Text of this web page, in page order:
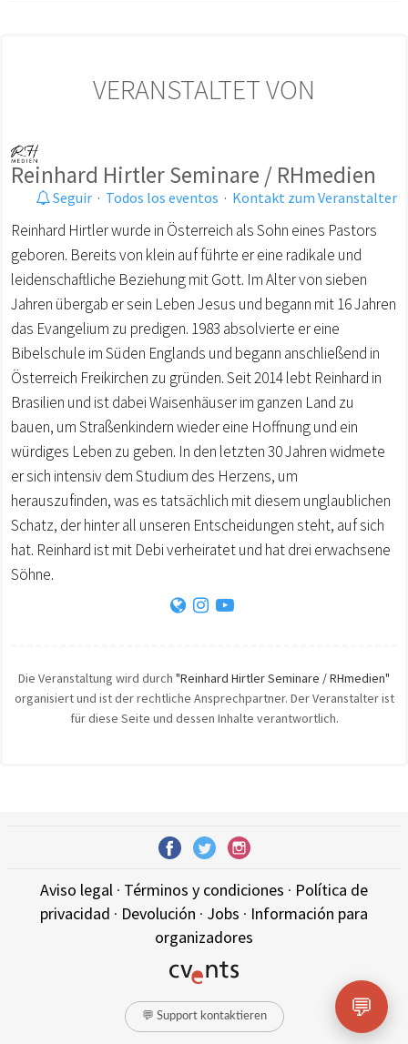
VERANSTALTET VON
Reinhard Hirtler Seminare / RHmedien
Seguir · Todos los eventos · Kontakt zum Veranstalter
Reinhard Hirtler wurde in Österreich als Sohn eines Pastors
geboren. Bereits von klein auf führte er eine radikale und
leidenschaftliche Beziehung mit Gott. Im Alter von sieben
Jahren übergab er sein Leben Jesus und begann mit 16 Jahren
das Evangelium zu predigen. 1983 absolvierte er eine
Bibelschule im Süden Englands und begann anschließend in
Österreich Freikirchen zu gründen. Seit 2014 lebt Reinhard in
Brasilien und ist dabei Waisenhäuser im ganzen Land zu
bauen, um Straßenkindern wieder eine Hoffnung und ein
würdiges Leben zu geben. In den letzten 30 Jahren widmete
er sich intensiv dem Studium des Herzens, um
herauszufinden, was es tatsächlich mit diesem unglaublichen
Schatz, der hinter all unseren Entscheidungen steht, auf sich
hat. Reinhard ist mit Debi verheiratet und hat drei erwachsene
Söhne.
Die Veranstaltung wird durch "Reinhard Hirtler Seminare / RHmedien"
organisiert und ist der rechtliche Ansprechpartner. Der Veranstalter ist
für diese Seite und dessen Inhalte verantwortlich.
Aviso legal · Términos y condiciones · Política de
privacidad · Devolución · Jobs · Información para
organizadores
💬 Support kontaktieren 💬